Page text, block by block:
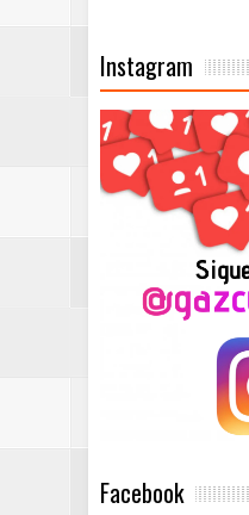
Instagram
Facebook